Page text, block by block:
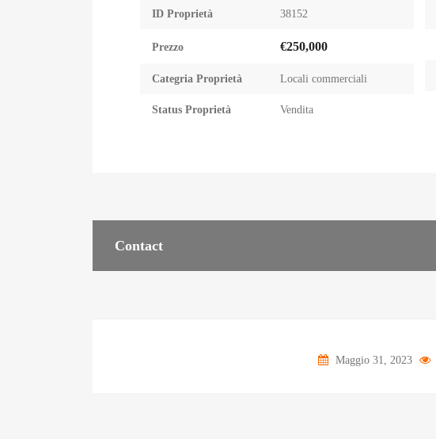
ID Proprietà 38152
Prezzo €250,000
Categria Proprietà Locali commerciali
Status Proprietà Vendita
Contact
Maggio 31, 2023